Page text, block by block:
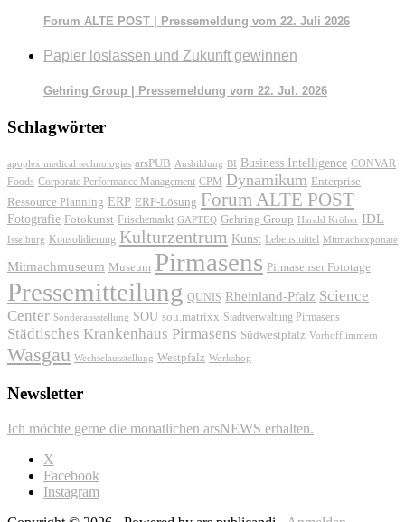
Forum ALTE POST | Pressemeldung vom 22. Juli 2026
Papier loslassen und Zukunft gewinnen
Gehring Group | Pressemeldung vom 22. Jul. 2026
Schlagwörter
apoplex medical technologies arsPUB Ausbildung BI Business Intelligence CONVAR
Foods Corporate Performance Management CPM Dynamikum Enterprise
Ressource Planning ERP ERP-Lösung Forum ALTE POST
Fotografie Fotokunst Frischemarkt GAPTEQ Gehring Group Harald Kröher IDL
Isselburg Konsolidierung Kulturzentrum Kunst Lebensmittel Mitmachexponate
Mitmachmuseum Museum Pirmasens Pirmasenser Fototage
Pressemitteilung QUNIS Rheinland-Pfalz Science
Center Sonderausstellung SOU sou.matrixx Stadtverwaltung Pirmasens
Städtisches Krankenhaus Pirmasens Südwestpfalz Vorhofflimmern
Wasgau Wechselausstellung Westpfalz Workshop
Newsletter
Ich möchte gerne die monatlichen arsNEWS erhalten.
X
Facebook
Instagram